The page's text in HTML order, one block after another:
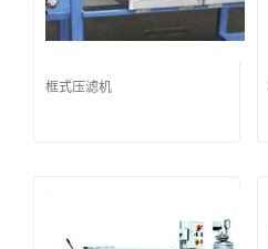
框式压滤机